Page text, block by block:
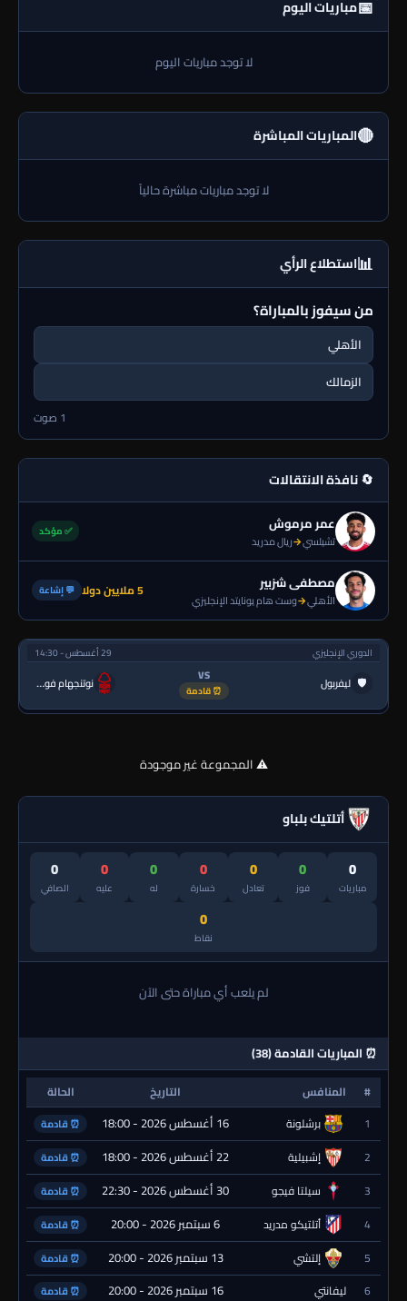
📅مباريات اليوم
لا توجد مباريات اليوم
🔴المباريات المباشرة
لا توجد مباريات مباشرة حالياً
📊استطلاع الرأي
من سيفوز بالمباراة؟
الأهلي
الزمالك
1 صوت
🔄 نافذة الانتقالات
عمر مرموش
تشيلسي→ريال مدريد
✅ مؤكد
مصطفى شزبير
الأهلي→وست هام يونايتد الإنجليزي 5 ملايين دولا 💬 إشاعة
الدوري الإنجليزي 29 أغسطس - 14:30
🛡 ليفربول VS
⏰ قادمة نوتنجهام فورست
⚠️ المجموعة غير موجودة
أتلتيك بلباو
0
مباريات
0
فوز
0
تعادل
0
خسارة
0
له
0
عليه
0
الصافي
0
نقاط
لم يلعب أي مباراة حتى الآن
⏰ المباريات القادمة (38)
# المنافس التاريخ
الحالة
1
برشلونة 16 أغسطس 2026 - 18:00 ⏰ قادمة
2 إشبيلية 22 أغسطس 2026 - 18:00 ⏰ قادمة
3 سيلتا فيجو 30 أغسطس 2026 - 22:30 ⏰ قادمة
4 أتلتيكو مدريد 6 سبتمبر 2026 - 20:00 ⏰ قادمة
5 إلتشي 13 سبتمبر 2026 - 20:00 ⏰ قادمة
6 ليفانتي 16 سبتمبر 2026 - 20:00 ⏰ قادمة